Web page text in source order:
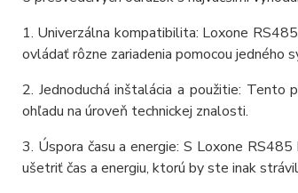
1. Univerzálna kompatibilita: Loxone
ovládať rôzne zariadenia pomocou jedného
2. Jednoduchá inštalácia a použitie:
ohľadu na úroveň technickej znalosti.
3. Úspora času a energie: S Loxone
ušetriť čas a energiu, ktorú by ste inak